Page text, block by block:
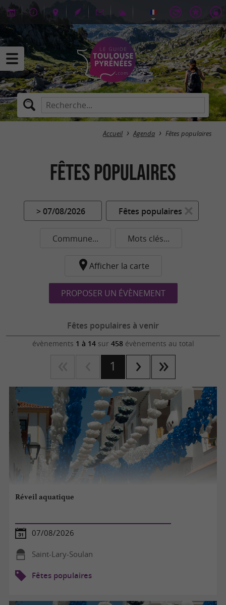
Accueil Agenda Fêtes populaires
Fêtes populaires
> 07/08/2026 Fêtes populaires
Commune... Mots clés...
Afficher la carte
PROPOSER UN ÉVÈNEMENT
Fêtes populaires à venir
évènements 1 à 14sur 458évènements au total
1
Réveil aquatique
07/08/2026
Saint-Lary-Soulan
Fêtes populaires